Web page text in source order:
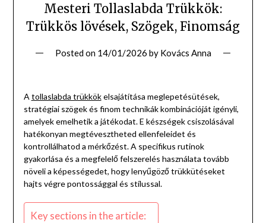
Mesteri Tollaslabda Trükkök:
Trükkös lövések, Szögek, Finomság
Posted on 14/01/2026 by Kovács Anna
A tollaslabda trükkökelsajátítása meglepetésütések,
stratégiai szögek és finom technikák kombinációját igényli,
amelyek emelhetik a játékodat. E készségek csiszolásával
hatékonyan megtévesztheted ellenfeleidet és
kontrollálhatod a mérkőzést. A specifikus rutinok
gyakorlása és a megfelelő felszerelés használata tovább
növeli a képességedet, hogy lenyűgöző trükkütéseket
hajts végre pontossággal és stílussal.
Key sections in the article: